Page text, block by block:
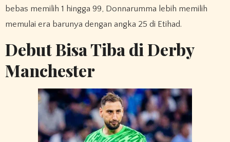
bebas memilih 1 hingga 99, Donnarumma lebih memilih
memulai era barunya dengan angka 25 di Etihad.
Debut Bisa Tiba di Derby
Manchester